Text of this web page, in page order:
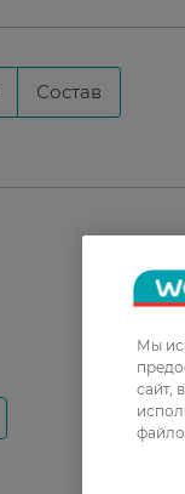
Состав
Мы
сайт,